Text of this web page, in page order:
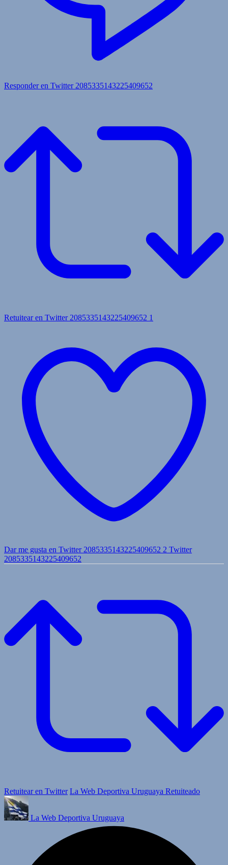
Responder en Twitter 2085335143225409652
Retuitear en Twitter 2085335143225409652 1
Dar me gusta en Twitter 2085335143225409652 2 Twitter
2085335143225409652
Retuitear en Twitter La Web Deportiva Uruguaya Retuiteado
La Web Deportiva Uruguaya